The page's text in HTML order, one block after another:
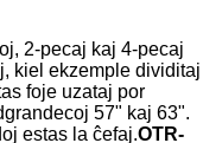
2-pecaj kaj 4-pecaj
kiel ekzemple dividitaj
foje uzataj por
57" kaj 63".
estas la ĉefaj.OTR-